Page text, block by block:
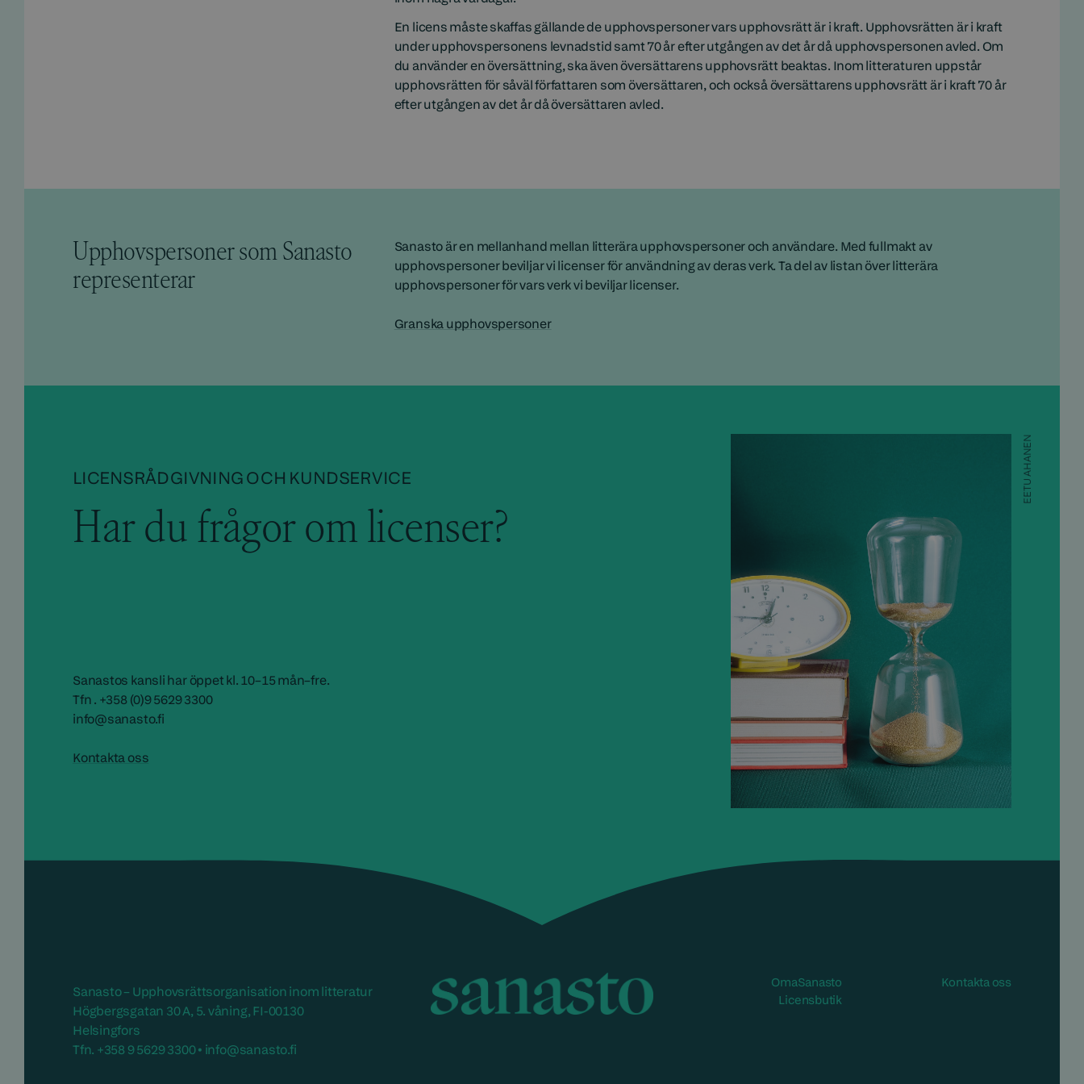
En licens måste skaffas gällande de upphovspersoner vars upphovsrätt är i kraft. Upphovsrätten är i kraft
under upphovspersonens levnadstid samt 70 år efter utgången av det år då upphovspersonen avled. Om
du använder en översättning, ska även översättarens upphovsrätt beaktas. Inom litteraturen uppstår
upphovsrätten för såväl författaren som översättaren, och också översättarens upphovsrätt är i kraft 70 år
efter utgången av det år då översättaren avled.
Upphovspersoner som Sanasto
representerar
Sanasto är en mellanhand mellan litterära upphovspersoner och användare. Med fullmakt av
upphovspersoner beviljar vi licenser för användning av deras verk. Ta del av listan över litterära
upphovspersoner för vars verk vi beviljar licenser.
Granska upphovspersoner
EETU AHANEN
LICENSRÅDGIVNING OCH KUNDSERVICE
Har du frågor om licenser?
Sanastos kansli har öppet kl. 10–15 mån–fre.
Tfn . +358 (0)9 5629 3300
info@sanasto.fi
Kontakta oss
Sanasto – Upphovsrättsorganisation inom litteratur
Högbergsgatan 30 A, 5. våning, FI-00130
Helsingfors
Tfn. +358 9 5629 3300 • info@sanasto.fi
OmaSanasto Öppnas i ett nytt fönster/span>
Licensbutik
Kontakta oss